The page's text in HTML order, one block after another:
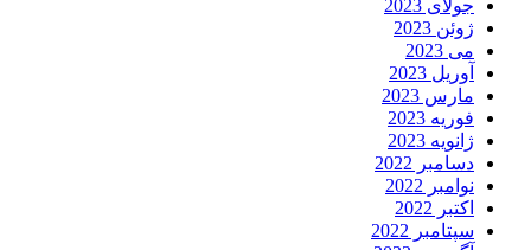
جولای 2023
ژوئن 2023
می 2023
آوریل 2023
مارس 2023
فوریه 2023
ژانویه 2023
دسامبر 2022
نوامبر 2022
اکتبر 2022
سپتامبر 2022